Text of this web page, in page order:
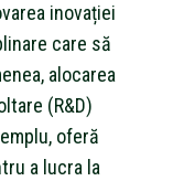
inovației
care să
alocarea
(R&D)
oferă
a lucra la